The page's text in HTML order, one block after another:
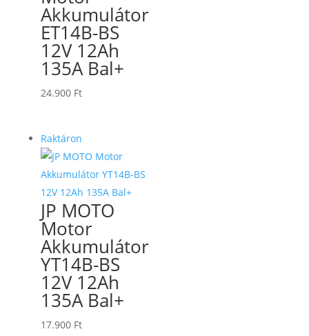
Akkumulátor
ET14B-BS
12V 12Ah
135A Bal+
24.900 Ft
Raktáron
JP MOTO
Motor
Akkumulátor
YT14B-BS
12V 12Ah
135A Bal+
17.900 Ft